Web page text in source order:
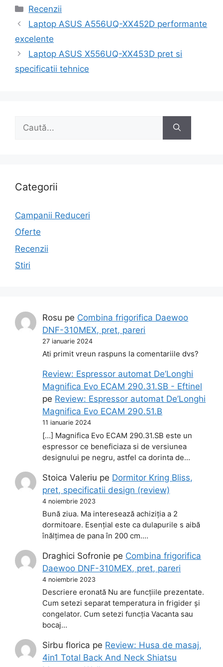
Categorii
Recenzii
Navigare
Laptop ASUS A556UQ-XX452D performante
excelente
Laptop ASUS X556UQ-XX453D pret si
specificatii tehnice
după:
Categorii
Campanii Reduceri
Oferte
Recenzii
Stiri
Rosu pe Combina frigorifica Daewoo
DNF-310MEX, pret, pareri
27 ianuarie 2024
Ati primit vreun raspuns la comentariile dvs?
Review: Espressor automat De’Longhi
Magnifica Evo ECAM 290.31.SB - Eftinel
pe Review: Espressor automat De’Longhi
Magnifica Evo ECAM 290.51.B
11 ianuarie 2024
[…] Magnifica Evo ECAM 290.31.SB este un
espressor ce beneficiaza si de versiunea
designului pe negru, astfel ca dorinta de…
Stoica Valeriu pe Dormitor Kring Bliss,
pret, specificatii design (review)
4 noiembrie 2023
Bună ziua. Ma interesează achiziția a 2
dormitoare. Esențial este ca dulapurile s aibă
înălțimea de pana în 200 cm.…
Draghici Sofronie pe Combina frigorifica
Daewoo DNF-310MEX, pret, pareri
4 noiembrie 2023
Descriere eronată Nu are funcțiile prezentate.
Cum setezi separat temperatura in frigider și
congelator. Cum setezi funcția Vacanta sau
bocaj…
Sirbu florica pe Review: Husa de masaj,
4in1 Total Back And Neck Shiatsu